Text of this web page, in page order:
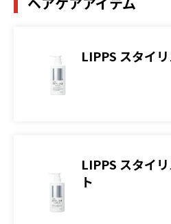
LIPPS スタイ
LIPPS スタイ
ト